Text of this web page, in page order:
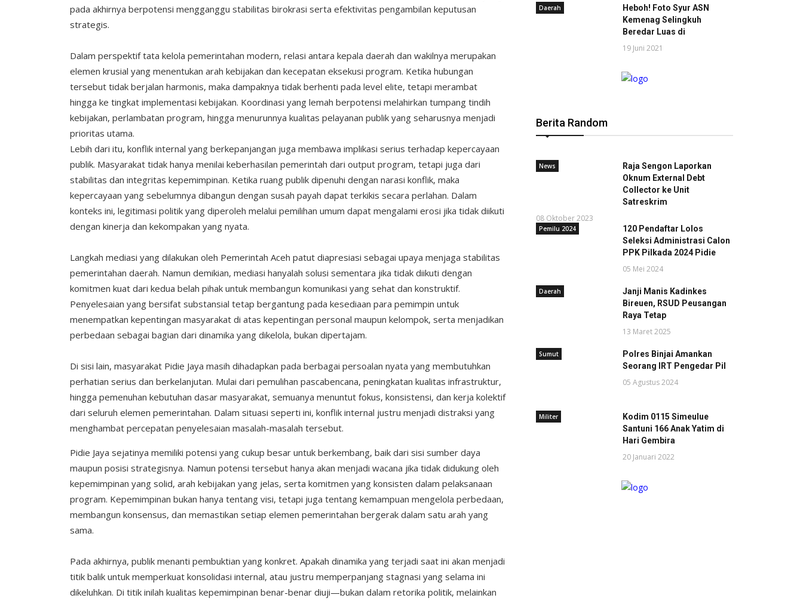
pada akhirnya berpotensi mengganggu stabilitas birokrasi serta efektivitas pengambilan keputusan
strategis.
Dalam perspektif tata kelola pemerintahan modern, relasi antara kepala daerah dan wakilnya merupakan
elemen krusial yang menentukan arah kebijakan dan kecepatan eksekusi program. Ketika hubungan
tersebut tidak berjalan harmonis, maka dampaknya tidak berhenti pada level elite, tetapi merambat
hingga ke tingkat implementasi kebijakan. Koordinasi yang lemah berpotensi melahirkan tumpang tindih
kebijakan, perlambatan program, hingga menurunnya kualitas pelayanan publik yang seharusnya menjadi
prioritas utama.
Lebih dari itu, konflik internal yang berkepanjangan juga membawa implikasi serius terhadap kepercayaan
publik. Masyarakat tidak hanya menilai keberhasilan pemerintah dari output program, tetapi juga dari
stabilitas dan integritas kepemimpinan. Ketika ruang publik dipenuhi dengan narasi konflik, maka
kepercayaan yang sebelumnya dibangun dengan susah payah dapat terkikis secara perlahan. Dalam
konteks ini, legitimasi politik yang diperoleh melalui pemilihan umum dapat mengalami erosi jika tidak diikuti
dengan kinerja dan kekompakan yang nyata.
Langkah mediasi yang dilakukan oleh Pemerintah Aceh patut diapresiasi sebagai upaya menjaga stabilitas
pemerintahan daerah. Namun demikian, mediasi hanyalah solusi sementara jika tidak diikuti dengan
komitmen kuat dari kedua belah pihak untuk membangun komunikasi yang sehat dan konstruktif.
Penyelesaian yang bersifat substansial tetap bergantung pada kesediaan para pemimpin untuk
menempatkan kepentingan masyarakat di atas kepentingan personal maupun kelompok, serta menjadikan
perbedaan sebagai bagian dari dinamika yang dikelola, bukan dipertajam.
Di sisi lain, masyarakat Pidie Jaya masih dihadapkan pada berbagai persoalan nyata yang membutuhkan
perhatian serius dan berkelanjutan. Mulai dari pemulihan pascabencana, peningkatan kualitas infrastruktur,
hingga pemenuhan kebutuhan dasar masyarakat, semuanya menuntut fokus, konsistensi, dan kerja kolektif
dari seluruh elemen pemerintahan. Dalam situasi seperti ini, konflik internal justru menjadi distraksi yang
menghambat percepatan penyelesaian masalah-masalah tersebut.
Pidie Jaya sejatinya memiliki potensi yang cukup besar untuk berkembang, baik dari sisi sumber daya
maupun posisi strategisnya. Namun potensi tersebut hanya akan menjadi wacana jika tidak didukung oleh
kepemimpinan yang solid, arah kebijakan yang jelas, serta komitmen yang konsisten dalam pelaksanaan
program. Kepemimpinan bukan hanya tentang visi, tetapi juga tentang kemampuan mengelola perbedaan,
membangun konsensus, dan memastikan setiap elemen pemerintahan bergerak dalam satu arah yang
sama.
Pada akhirnya, publik menanti pembuktian yang konkret. Apakah dinamika yang terjadi saat ini akan menjadi
titik balik untuk memperkuat konsolidasi internal, atau justru memperpanjang stagnasi yang selama ini
dikeluhkan. Di titik inilah kualitas kepemimpinan benar-benar diuji—bukan dalam retorika politik, melainkan
Daerah
Heboh! Foto Syur ASN
Kemenag Selingkuh
Beredar Luas di
19 Juni 2021
Berita Random
News
Raja Sengon Laporkan
Oknum External Debt
Collector ke Unit
Satreskrim
08 Oktober 2023
Pemilu 2024
120 Pendaftar Lolos
Seleksi Administrasi Calon
PPK Pilkada 2024 Pidie
05 Mei 2024
Daerah
Janji Manis Kadinkes
Bireuen, RSUD Peusangan
Raya Tetap
13 Maret 2025
Sumut
Polres Binjai Amankan
Seorang IRT Pengedar Pil
05 Agustus 2024
Militer
Kodim 0115 Simeulue
Santuni 166 Anak Yatim di
Hari Gembira
20 Januari 2022